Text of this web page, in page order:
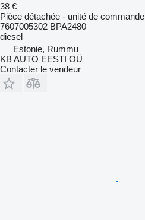
38 €
Pièce détachée - unité de commande
7607005302 BPA2480
diesel
Estonie, Rummu
KB AUTO EESTI OÜ
Contacter le vendeur